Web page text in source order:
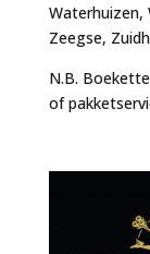
Waterhuizen,
Zeegse,
N.B.
of